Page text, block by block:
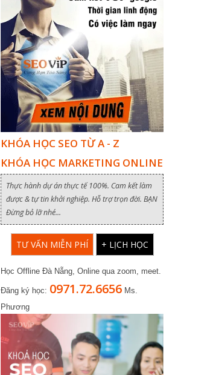
KHÓA HỌC SEO TỪ A - Z
KHÓA HỌC MARKETING ONLINE
Thực hành dự án thực tế 100%. Cam kết làm
được & tự tin khởi nghiệp. Hỗ trợ trọn đời. BẠN
Đừng bỏ lỡ nhé...
TƯ VẤN MIỄN PHÍ + LỊCH HỌC
Học Offline Đà Nẵng, Online qua zoom, meet.
Đăng ký học: 0971.72.6656 Ms.
Phương